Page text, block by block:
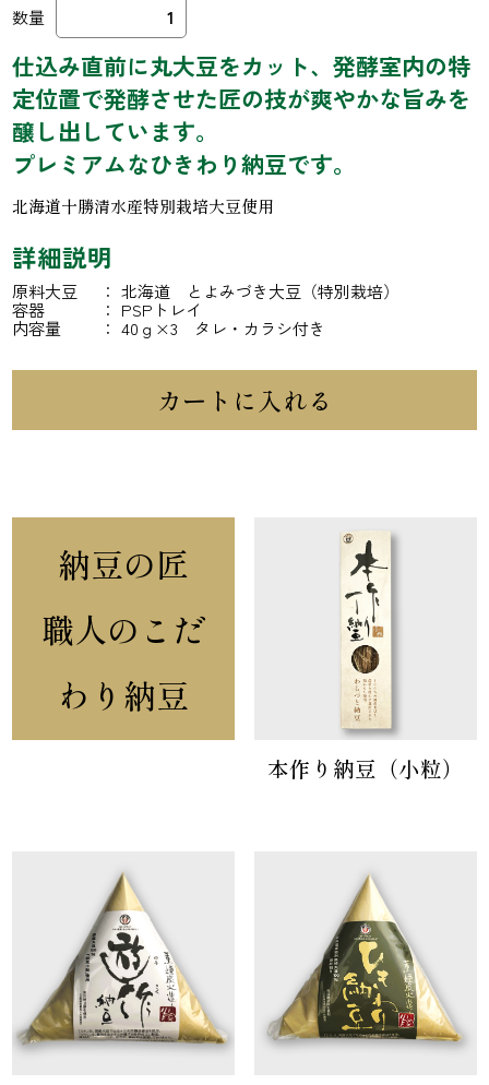
数量
仕込み直前に丸大豆をカット、発酵室内の特
定位置で発酵させた匠の技が爽やかな旨みを
醸し出しています。
プレミアムなひきわり納豆です。
北海道十勝清水産特別栽培大豆使用
詳細説明
原料大豆
北海道 とよみづき大豆（特別栽培）
容器
PSPトレイ
内容量
40ｇ×3 タレ・カラシ付き
カートに入れる
納豆の匠
職人のこだ
わり納豆
本作り納豆（小粒）